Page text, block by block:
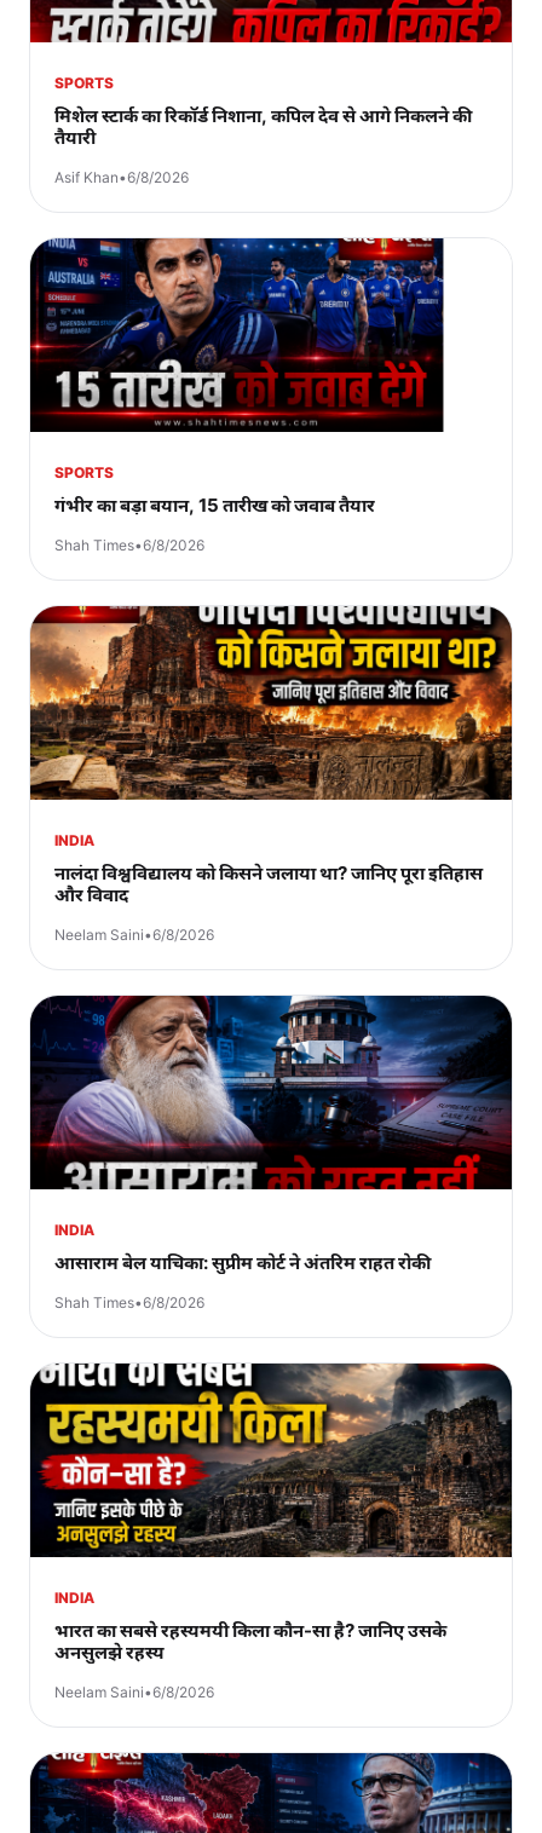
SPORTS
मिशेल स्टार्क का रिकॉर्ड निशाना, कपिल देव से आगे निकलने की
तैयारी
Asif Khan•6/8/2026
SPORTS
गंभीर का बड़ा बयान, 15 तारीख को जवाब तैयार
Shah Times•6/8/2026
INDIA
नालंदा विश्वविद्यालय को किसने जलाया था? जानिए पूरा इतिहास
और विवाद
Neelam Saini•6/8/2026
INDIA
आसाराम बेल याचिका: सुप्रीम कोर्ट ने अंतरिम राहत रोकी
Shah Times•6/8/2026
INDIA
भारत का सबसे रहस्यमयी किला कौन-सा है? जानिए उसके
अनसुलझे रहस्य
Neelam Saini•6/8/2026